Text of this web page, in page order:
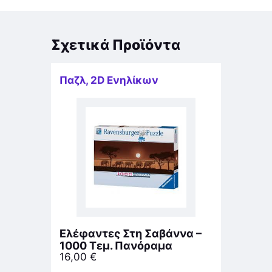
Σχετικά Προϊόντα
Παζλ, 2D Ενηλίκων
Ελέφαντες Στη Σαβάννα –
1000 Τεμ. Πανόραμα
16,00 €